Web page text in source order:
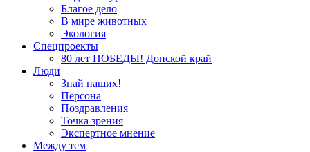
Благое дело
В мире животных
Экология
Спецпроекты
80 лет ПОБЕДЫ! Донской край
Люди
Знай наших!
Персона
Поздравления
Точка зрения
Экспертное мнение
Между тем